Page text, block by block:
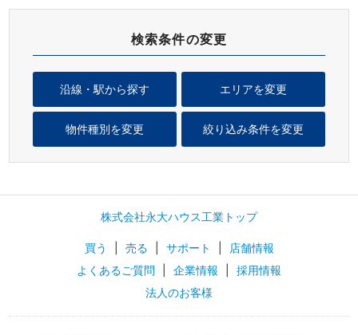
検索条件の変更
エリアを変更
沿線・駅から探す
物件種別を変更 絞り込み条件を変更
株式会社永大ハウス工業トップ
買う 売る サポート
店舗情報
よくあるご質問
企業情報
採用情報
法人のお客様